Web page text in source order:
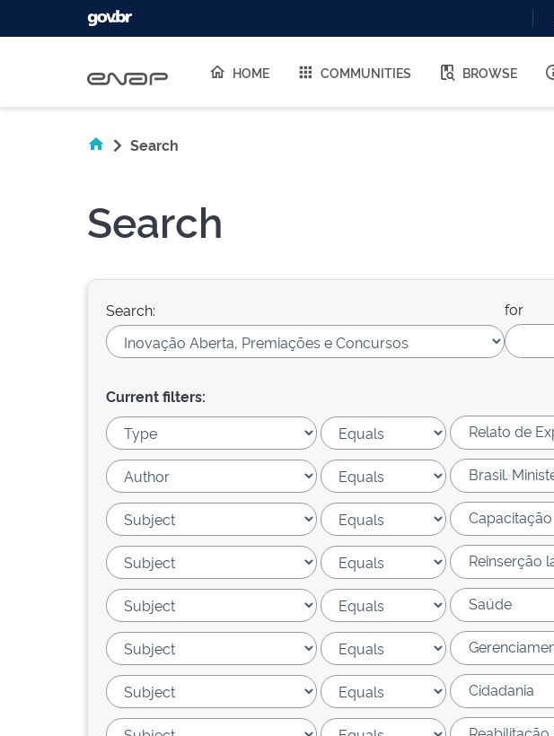
HOME COMMUNITIES BROWSE
Search
Search
Search: for
Current filters: